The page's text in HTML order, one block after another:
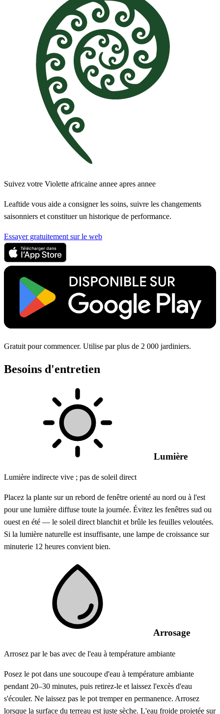
Suivez votre Violette africaine annee apres annee
Leaftide vous aide a consigner les soins, suivre les changements
saisonniers et constituer un historique de performance.
Essayer gratuitement sur le web
Gratuit pour commencer. Utilise par plus de 2 000 jardiniers.
Besoins d'entretien
Lumière
Lumière indirecte vive ; pas de soleil direct
Placez la plante sur un rebord de fenêtre orienté au nord ou à l'est
pour une lumière diffuse toute la journée. Évitez les fenêtres sud ou
ouest en été — le soleil direct blanchit et brûle les feuilles veloutées.
Si la lumière naturelle est insuffisante, une lampe de croissance sur
minuterie 12 heures convient bien.
Arrosage
Arrosez par le bas avec de l'eau à température ambiante
Posez le pot dans une soucoupe d'eau à température ambiante
pendant 20–30 minutes, puis retirez-le et laissez l'excès d'eau
s'écouler. Ne laissez pas le pot tremper en permanence. Arrosez
lorsque la surface du terreau est juste sèche. L'eau froide projetée sur